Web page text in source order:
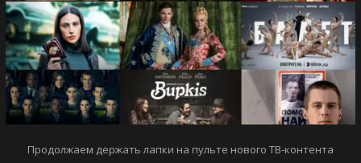
Продолжаем держать лапки на пульте нового ТВ-контента